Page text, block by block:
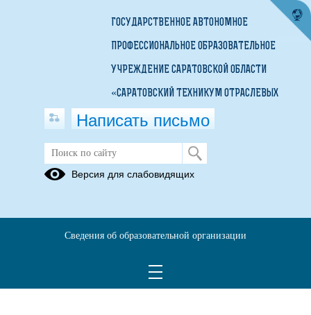
Д/з преподаватель Обухов А. В.
Учебник Тех. обслуживание и ремонт электрооборудования
ГОСУДАРСТВЕННОЕ АВТОНОМНОЕ
ПРОФЕССИОНАЛЬНОЕ ОБРАЗОВАТЕЛЬНОЕ
УЧРЕЖДЕНИЕ САРАТОВСКОЙ ОБЛАСТИ
«САРАТОВСКИЙ ТЕХНИКУМ ОТРАСЛЕВЫХ
ТЕХНОЛОГИЙ»
Написать письмо
Версия для слабовидящих
Сведения об образовательной организации